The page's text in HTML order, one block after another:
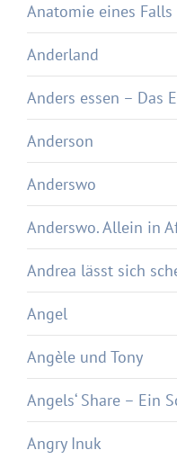
Anatomie eines Falls
Anderland
Anders essen – Das
Anderson
Anderswo
Anderswo. Allein in
Andrea lässt sich
Angel
Angèle und Tony
Angels‘ Share – Ein
Angry Inuk